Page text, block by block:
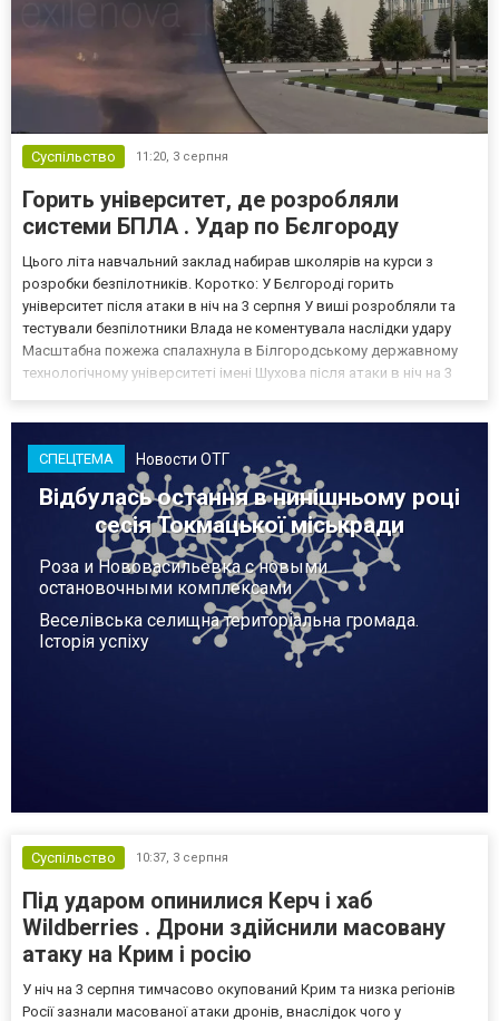
Суспільство 11:20, 3 серпня
Горить університет, де розробляли
системи БПЛА . Удар по Бєлгороду
Цього літа навчальний заклад набирав школярів на курси з
розробки безпілотників. Коротко: У Бєлгороді горить
університет після атаки в ніч на 3 серпня У виші розробляли та
тестували безпілотники Влада не коментувала наслідки удару
Масштабна пожежа спалахнула в Білгородському державному
технологічному університеті імені Шухова після атаки в ніч на 3
СПЕЦТЕМА Новости ОТГ
Відбулась остання в нинішньому році
сесія Токмацької міськради
Роза и Нововасильевка с новыми
остановочными комплексами
Веселівська селищна територіальна громада.
Історія успіху
Суспільство 10:37, 3 серпня
Під ударом опинилися Керч і хаб
Wildberries . Дрони здійснили масовану
атаку на Крим і росію
У ніч на 3 серпня тимчасово окупований Крим та низка регіонів
Росії зазнали масованої атаки дронів, внаслідок чого у